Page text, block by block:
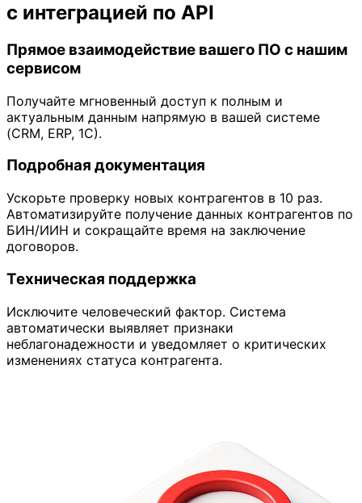
с интеграцией по API
Прямое взаимодействие вашего ПО с нашим
сервисом
Получайте мгновенный доступ к полным и
актуальным данным напрямую в вашей системе
(CRM, ERP, 1С).
Подробная документация
Ускорьте проверку новых контрагентов в 10 раз.
Автоматизируйте получение данных контрагентов по
БИН/ИИН и сокращайте время на заключение
договоров.
Техническая поддержка
Исключите человеческий фактор. Система
автоматически выявляет признаки
неблагонадежности и уведомляет о критических
изменениях статуса контрагента.